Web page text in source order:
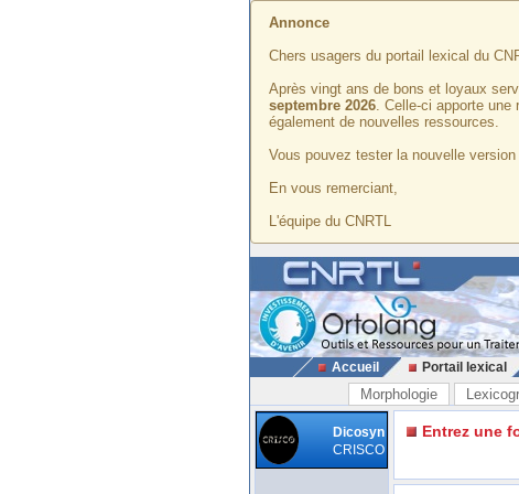
Annonce
Chers usagers du portail lexical du
Après vingt ans de bons et loyaux
septembre 2026. Celle-ci apporte
également de nouvelles ressources.
Vous pouvez tester la nouvelle
En vous remerciant,
L'équipe du CNRTL
Accueil Portail lexical
Morphologie
Dicosyn
CRISCO
Entrez une